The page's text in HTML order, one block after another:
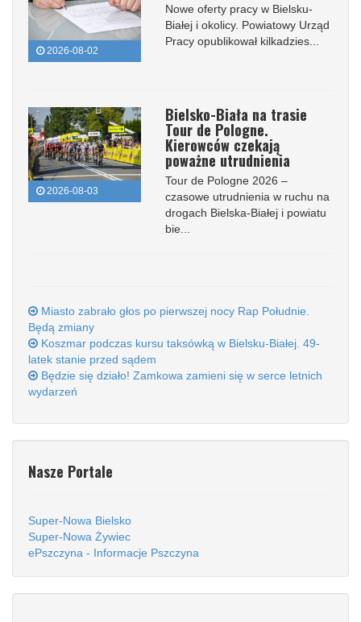
2026-08-02
Nowe oferty pracy w Bielsku-
Białej i okolicy. Powiatowy Urząd
Pracy opublikował kilkadzies...
2026-08-03
Bielsko-Biała na trasie
Tour de Pologne.
Kierowców czekają
poważne utrudnienia
Tour de Pologne 2026 –
czasowe utrudnienia w ruchu na
drogach Bielska-Białej i powiatu
bie...
Miasto zabrało głos po pierwszej nocy Rap Południe.
Będą zmiany
Koszmar podczas kursu taksówką w Bielsku-Białej. 49-
latek stanie przed sądem
Będzie się działo! Zamkowa zamieni się w serce letnich
wydarzeń
Nasze Portale
Super-Nowa Bielsko
Super-Nowa Żywiec
ePszczyna - Informacje Pszczyna